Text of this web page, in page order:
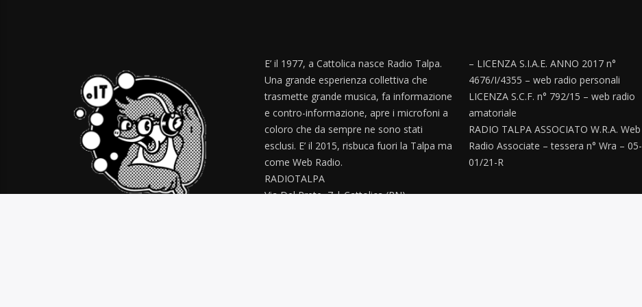
E’ il 1977, a Cattolica nasce Radio Talpa.
Una grande esperienza collettiva che
trasmette grande musica, fa informazione
e contro-informazione, apre i microfoni a
coloro che da sempre ne sono stati
esclusi. E’ il 2015, risbuca fuori la Talpa ma
come Web Radio.
RADIOTALPA
Via Del Prete, 7 | Cattolica (RN)
– LICENZA S.I.A.E. ANNO 2017 n°
4676/I/4355 – web radio personali
LICENZA S.C.F. n° 792/15 – web radio
amatoriale
RADIO TALPA ASSOCIATO W.R.A. Web
Radio Associate – tessera n° Wra – 05-
01/21-R